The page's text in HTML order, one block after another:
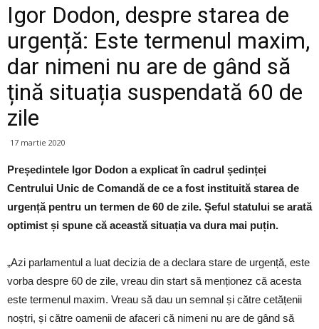
Igor Dodon, despre starea de
urgență: Este termenul maxim,
dar nimeni nu are de gând să
țină situația suspendată 60 de
zile
17 martie 2020
Președintele Igor Dodon a explicat în cadrul ședinței
Centrului Unic de Comandă de ce a fost instituită starea de
urgență pentru un termen de 60 de zile. Șeful statului se arată
optimist și spune că această situația va dura mai puțin.
„Azi parlamentul a luat decizia de a declara stare de urgență, este
vorba despre 60 de zile, vreau din start să menționez că acesta
este termenul maxim. Vreau să dau un semnal și către cetățenii
noștri, și către oamenii de afaceri că nimeni nu are de gând să